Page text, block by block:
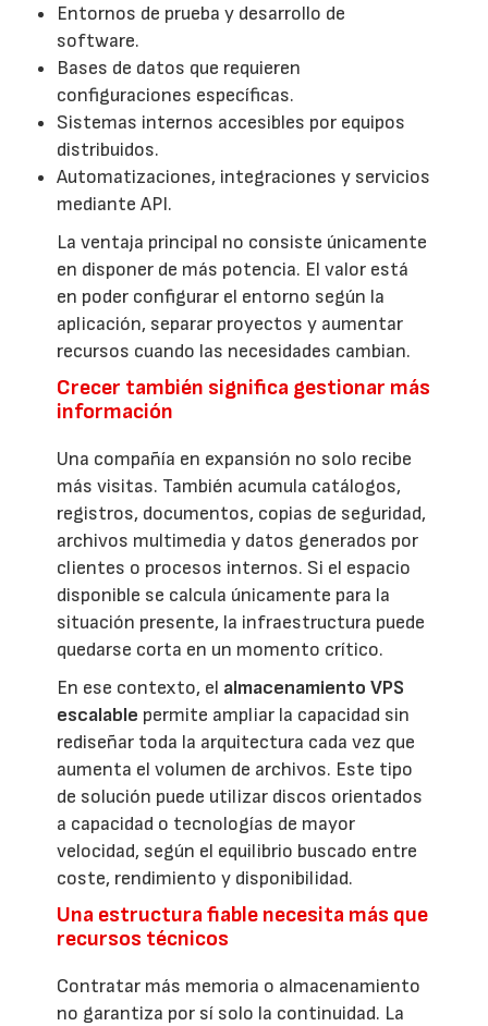
Entornos de prueba y desarrollo de
software.
Bases de datos que requieren
configuraciones específicas.
Sistemas internos accesibles por equipos
distribuidos.
Automatizaciones, integraciones y servicios
mediante API.
La ventaja principal no consiste únicamente
en disponer de más potencia. El valor está
en poder configurar el entorno según la
aplicación, separar proyectos y aumentar
recursos cuando las necesidades cambian.
Crecer también significa gestionar más
información
Una compañía en expansión no solo recibe
más visitas. También acumula catálogos,
registros, documentos, copias de seguridad,
archivos multimedia y datos generados por
clientes o procesos internos. Si el espacio
disponible se calcula únicamente para la
situación presente, la infraestructura puede
quedarse corta en un momento crítico.
En ese contexto, el almacenamiento VPS
escalable permite ampliar la capacidad sin
rediseñar toda la arquitectura cada vez que
aumenta el volumen de archivos. Este tipo
de solución puede utilizar discos orientados
a capacidad o tecnologías de mayor
velocidad, según el equilibrio buscado entre
coste, rendimiento y disponibilidad.
Una estructura fiable necesita más que
recursos técnicos
Contratar más memoria o almacenamiento
no garantiza por sí solo la continuidad. La